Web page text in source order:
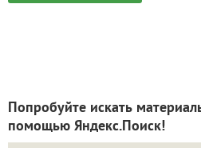
Попробуйте искать
помощью Яндекс.Поиск!